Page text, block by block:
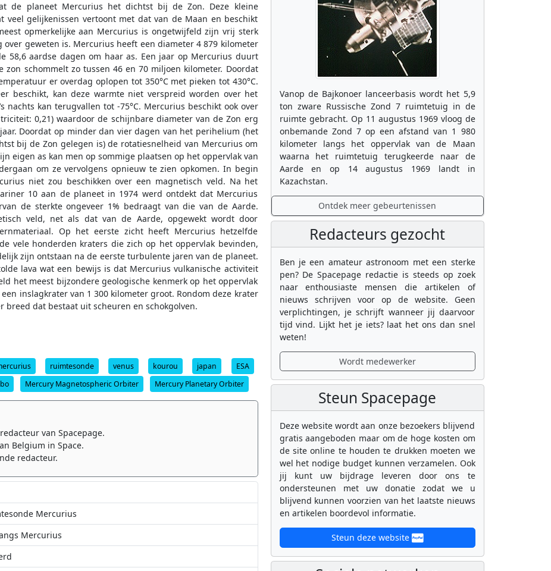
de planeet Mercurius het dichtst bij de Zon. Deze kleine
veel gelijkenissen vertoont met dat van de Maan en beschikt
opmerkelijke aan Mercurius is ongetwijfeld zijn vrij sterk
geweten is. Mercurius heeft een diameter 4 879 kilometer
58,6 aardse dagen om haar as. Een jaar op Mercurius duurt
schommelt zo tussen 46 en 70 miljoen kilometer. Doordat
er overdag oplopen tot 350°C met pieken tot 430°C.
beschikt, kan deze warmte niet verspreid worden over het
nachts kan terugvallen tot -75°C. Mercurius beschikt ook over
0,21) waardoor de schijnbare diameter van de Zon erg
Doordat op minder dan vier dagen van het perihelium (het
bij de Zon gelegen is) de rotatiesnelheid van Mercurius om
eigen as kan men op sommige plaatsen op het oppervlak van
om ze vervolgens opnieuw te zien opkomen. In begin
niet zou beschikken over een magnetisch veld. Na het
10 aan de planeet in 1974 werd ontdekt dat Mercurius
de sterkte ongeveer 1% bedraagt van die van de Aarde.
veld, net als dat van de Aarde, opgewekt wordt door
Op het eerste zicht heeft Mercurius hetzelfde
vele honderden kraters die zich op het oppervlak bevinden,
zijn ontstaan na de eerste turbulente jaren van de planeet.
lava wat een bewijs is dat Mercurius vulkanische activiteit
het meest bijzondere geologische kenmerk op het oppervlak
inslagkrater van 1 300 kilometer groot. Rondom deze krater
breed dat bestaat uit scheuren en schokgolven.
ruimtesonde venus kourou japan
ESA
Mercury Magnetospheric Orbiter Mercury Planetary Orbiter
van Spacepage.
Belgium in Space.
redacteur.
Mercurius
Mercurius
Vanop de Bajkonoer lanceerbasis wordt het 5,9
ton zware Russische Zond 7 ruimtetuig in de
ruimte gebracht. Op 11 augustus 1969 vloog de
onbemande Zond 7 op een afstand van 1 980
kilometer langs het oppervlak van de Maan
waarna het ruimtetuig terugkeerde naar de
Aarde en op 14 augustus 1969 landt in
Kazachstan.
Ontdek meer gebeurtenissen
Redacteurs gezocht
Ben je een amateur astronoom met een sterke
pen? De Spacepage redactie is steeds op zoek
naar enthousiaste mensen die artikelen of
nieuws schrijven voor op de website. Geen
verplichtingen, je schrijft wanneer jij daarvoor
tijd vind. Lijkt het je iets? laat het ons dan snel
weten!
Wordt medewerker
Steun Spacepage
Deze website wordt aan onze bezoekers blijvend
gratis aangeboden maar om de hoge kosten om
de site online te houden te drukken moeten we
wel het nodige budget kunnen verzamelen. Ook
jij kunt uw bijdrage leveren door ons te
ondersteunen met uw donatie zodat we u
blijvend kunnen voorzien van het laatste nieuws
en artikelen boordevol informatie.
Steun deze website